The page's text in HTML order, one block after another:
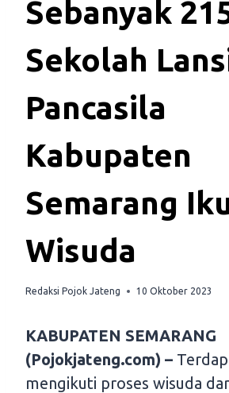
Sebanyak
Sekolah
Pancasila
Kabupaten
Semarang
Wisuda
Redaksi Pojok Jateng 10 Oktober 2023
KABUPATEN SEMARANG
(Pojokjateng.com) –
mengikuti proses wisuda